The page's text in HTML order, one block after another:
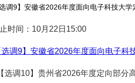
选调9】安徽省2026年度面向电子科技大
时间：10月22日15:00
选调9】安徽省2026年度面向电子科
选调10】贵州省2026年度定向部分